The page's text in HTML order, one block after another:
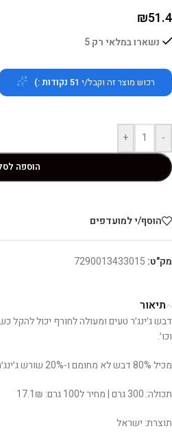
₪51.4
נשארו במלאי רק 5
רכוש מוצר זה וקבל/י 51 נקודות :)
-
+
הוספה
הוסף/י למועדפים
מק"ט: 7290013433015
תיאור
דבש ג׳ינג׳ר טעים ומעולה לחורף יכול להקל
וכו׳.
מכיל 80% דבש לא מחומם ו-20% שורש ג׳ינג׳ר.
תכולה: 300 גרם | מחיר ל100 גרם: 17.1₪
תוצרת: ישראל